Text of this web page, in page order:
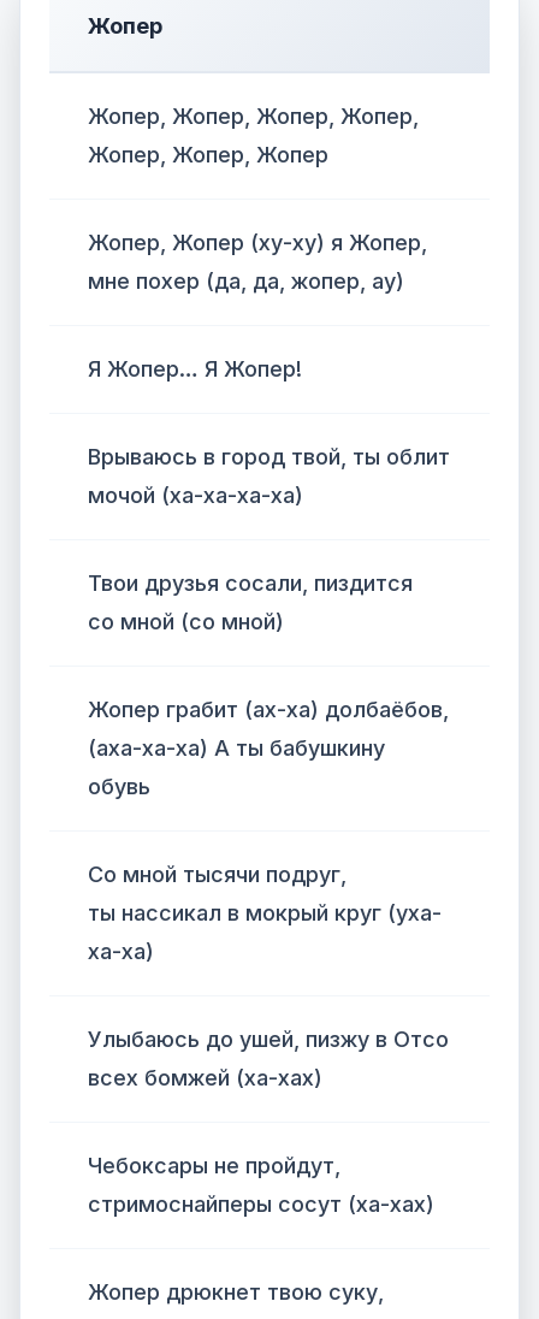
Жопер
Жопер, Жопер, Жопер, Жопер,
Жопер, Жопер, Жопер
Жопер, Жопер (ху-ху) я Жопер,
мне похер (да, да, жопер, ау)
Я Жопер… Я Жопер!
Врываюсь в город твой, ты облит
мочой (ха-ха-ха-ха)
Твои друзья сосали, пиздится
со мной (со мной)
Жопер грабит (ах-ха) долбаёбов,
(аха-ха-ха) А ты бабушкину
обувь
Со мной тысячи подруг,
ты нассикал в мокрый круг (уха-
ха-ха)
Улыбаюсь до ушей, пизжу в Отсо
всех бомжей (ха-хах)
Чебоксары не пройдут,
стримоснайперы сосут (ха-хах)
Жопер дрюкнет твою суку,